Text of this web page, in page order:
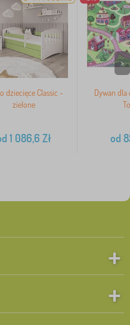
dziecięce Classic -
zielone
1 086,6 Zł
Dywan dla
od
>